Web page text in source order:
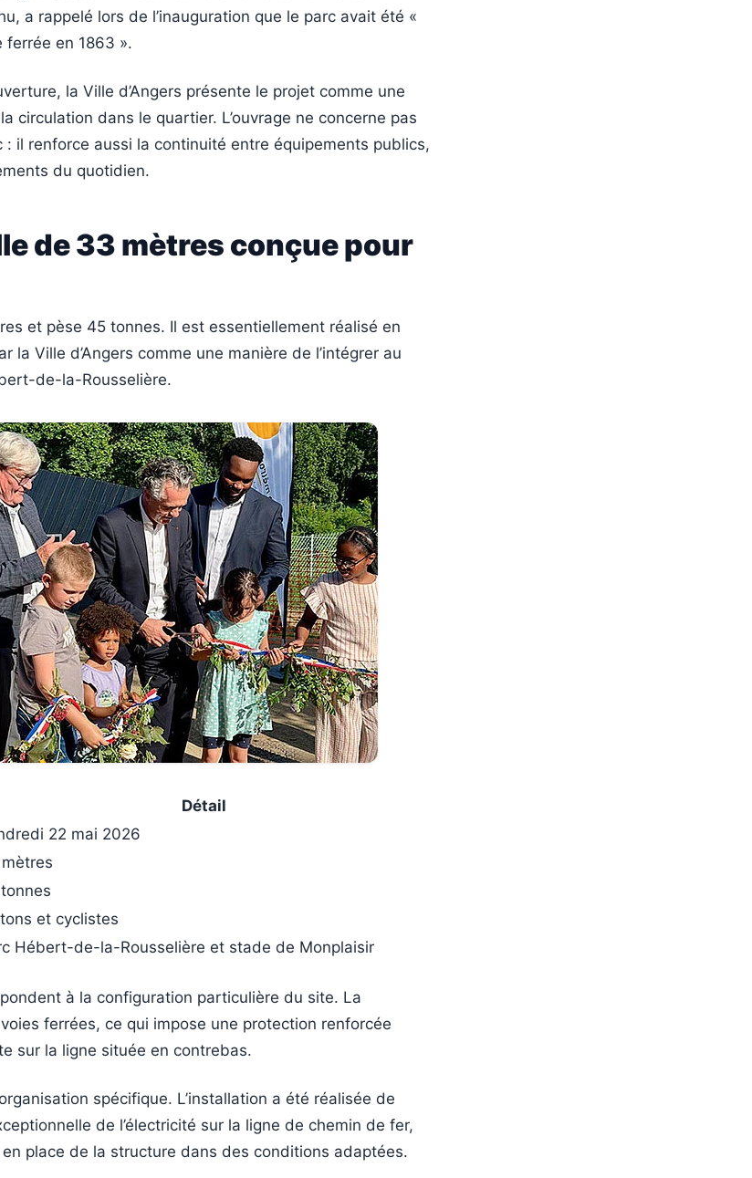
a rappelé lors de l’inauguration que le parc avait été «
ferrée en 1863 ».
la Ville d’Angers présente le projet comme une
circulation dans le quartier. L’ouvrage ne concerne pas
: il renforce aussi la continuité entre équipements publics,
du quotidien.
de 33 mètres conçue pour
et pèse 45 tonnes. Il est essentiellement réalisé en
la Ville d’Angers comme une manière de l’intégrer au
de-la-Rousselière.
Détail
22 mai 2026
et cyclistes
Hébert-de-la-Rousselière et stade de Monplaisir
à la configuration particulière du site. La
ferrées, ce qui impose une protection renforcée
sur la ligne située en contrebas.
spécifique. L’installation a été réalisée de
de l’électricité sur la ligne de chemin de fer,
place de la structure dans des conditions adaptées.